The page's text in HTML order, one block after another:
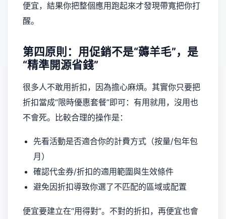
便宜，結果你把整個應用跑起來才發現帶寬把你打
醒。
第四原則：用促銷不是“薅羊毛”，是
“精準開源省錢”
很多人不敢用折扣，因為擔心麻煩。其實你只要把
折扣當成“限時優惠套餐”即可：有用就用，沒用也
不會死。比較合理的操作是：
先看活動是否適合你的計費方式（按量/包年包
月）
確認代金券/折扣的適用範圍與生效條件
避免因折扣導致你選了不匹配的區域或配置
便宜要建立在“用得對”。不對的折扣，再便宜也會